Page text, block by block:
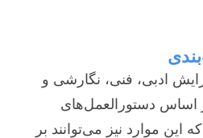
ادبی، فنی، نگارشی و
اساس دستورالعمل‌های
این موارد نیز می‌توانند بر